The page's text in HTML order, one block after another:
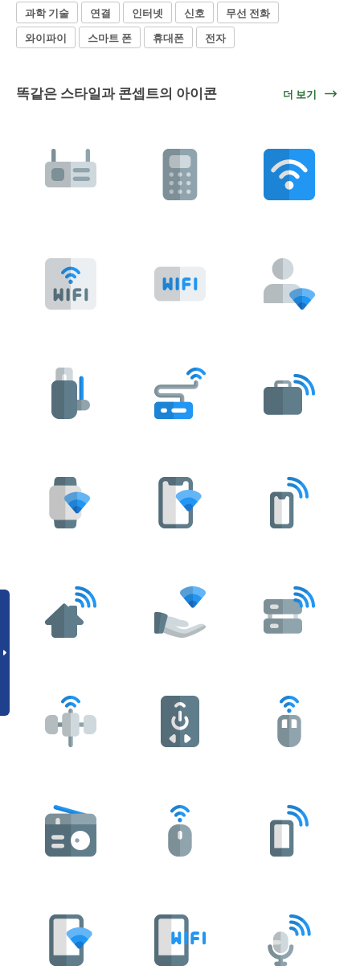
과학 기술 연결 인터넷 신호
무선 전화
와이파이
스마트 폰 휴대폰 전자
똑같은 스타일과 콘셉트의 아이콘 더 보기